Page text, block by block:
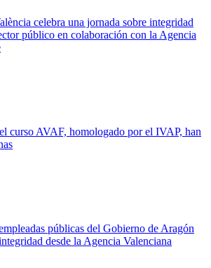
celebra una jornada sobre integridad
público en colaboración con la Agencia
curso AVAF, homologado por el IVAP, han
públicas del Gobierno de Aragón
desde la Agencia Valenciana